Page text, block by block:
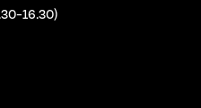
16.30)